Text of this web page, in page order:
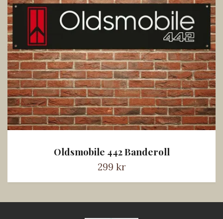
Oldsmobile 442 Banderoll
299 kr